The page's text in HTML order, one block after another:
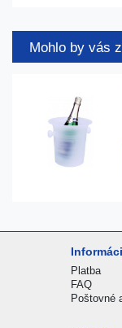
Mohlo by vás
Platba
FAQ
Poštovné